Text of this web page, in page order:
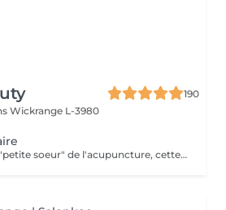
190
Wickrange L-3980
Considérée comme la "petite soeur" de l'acupuncture, cette thérapie en médecine parallèle a pour but la prévention de la maladie, de malaises et de soulager sinon éradiquer les problèmes existants. Elle permet une approche différente et complémentaire de la médecine allopathique. Elle permet un traitement de fond. Les pressions, respirations agissent sur toutes les fonctions et organes du corps tout entier. Pour tous âges à "Consommer sans modération"